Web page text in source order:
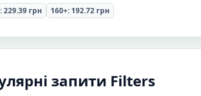
229.39 грн 160+: 192.72 грн
запити Filters